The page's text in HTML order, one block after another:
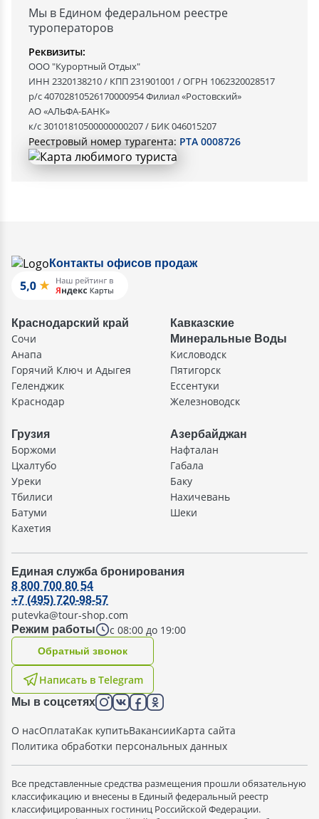
Мы в Едином федеральном реестре
туроператоров
Реквизиты:
ООО "Курортный Отдых"
ИНН 2320138210 / КПП 231901001 / ОГРН 1062320028517
р/с 40702810526170000954 Филиал «Ростовский»
АО «АЛЬФА-БАНК»
к/с 30101810500000000207 / БИК 046015207
Реестровый номер турагента: РТА 0008726
Контакты офисов продаж
Краснодарский край
Сочи
Анапа
Горячий Ключ и Адыгея
Геленджик
Краснодар
Кавказские
Минеральные Воды
Кисловодск
Пятигорск
Ессентуки
Железноводск
Грузия
Боржоми
Цхалтубо
Уреки
Тбилиси
Батуми
Кахетия
Азербайджан
Нафталан
Габала
Баку
Нахичевань
Шеки
Единая служба бронирования
Режим работы с 08:00 до 19:00
8 800 700 80 54
+7 (495) 720-98-57
putevka@tour-shop.com
Написать в Telegram
Oбратный звонок
Мы в соцсетях
О насОплатаКак купитьВакансииКарта сайта
Политика обработки персональных данных
Все представленные средства размещения прошли обязательную
классификацию и внесены в Единый федеральный реестр
классифицированных гостиниц Российской Федерации.